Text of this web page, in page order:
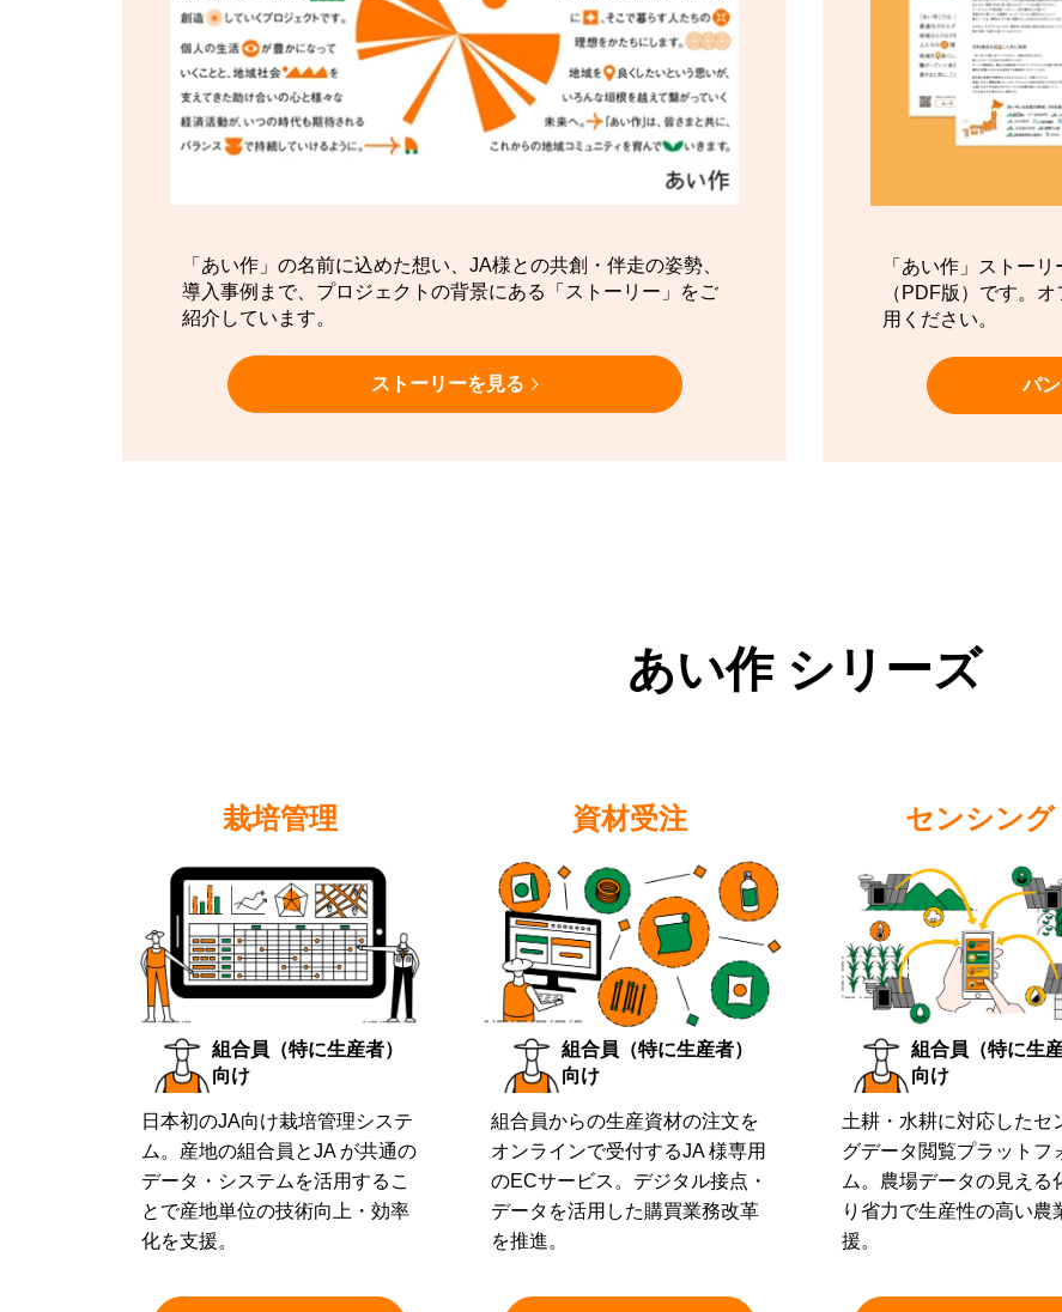
「あい作」の名前に込めた想い、JA様との共創・伴走の姿勢、
導入事例まで、プロジェクトの背景にある「ストーリー」をご
紹介しています。
ストーリーを見る
「あい作」ストー
（PDF版）です。
用ください。
パ
あい作 シリーズ
栽培管理
組合員（特に生産者）
向け
日本初のJA向け栽培管理システ
ム。産地の組合員とJA が共通の
データ・システムを活用するこ
とで産地単位の技術向上・効率
化を支援。
資材受注
組合員（特に生産者）
向け
組合員からの生産資材の注文を
オンラインで受付するJA 様専用
のECサービス。デジタル接点・
データを活用した購買業務改革
を推進。
センシング
組合員（特に生産
向け
土耕・水耕に対応したセ
グデータ閲覧プラットフ
ム。農場データの見える
り省力で生産性の高い農
援。